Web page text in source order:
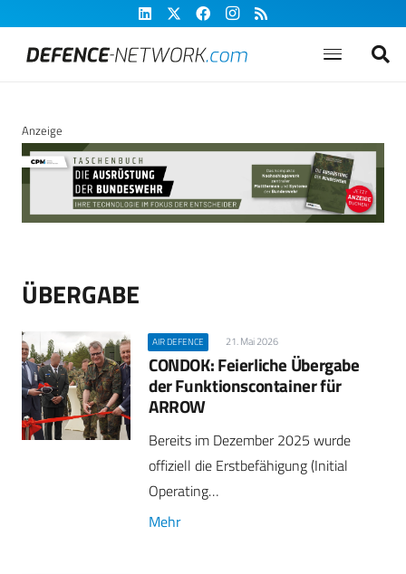
Anzeige
ÜBERGABE
AIR DEFENCE 21. Mai 2026
CONDOK: Feierliche Übergabe
der Funktionscontainer für
ARROW
Bereits im Dezember 2025 wurde
offiziell die Erstbefähigung (Initial
Operating…
Mehr